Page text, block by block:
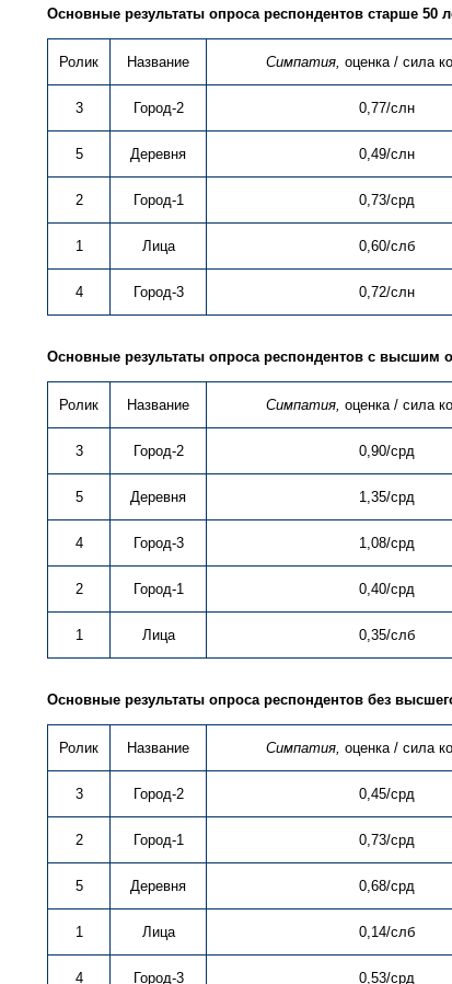
Основные результаты опроса респондентов старше 50
Ролик Название Симпатия, оценка / сила
3 Город-2 0,77/слн
5 Деревня 0,49/слн
2 Город-1 0,73/срд
1 Лица 0,60/слб
4 Город-3 0,72/слн
Основные результаты опроса респондентов с высшим
Ролик Название Симпатия, оценка / сила
3 Город-2 0,90/срд
5 Деревня 1,35/срд
4 Город-3 1,08/срд
2 Город-1 0,40/срд
1 Лица 0,35/слб
Основные результаты опроса респондентов без
Ролик Название Симпатия, оценка / сила
3 Город-2 0,45/срд
2 Город-1 0,73/срд
5 Деревня 0,68/срд
1 Лица 0,14/слб
4 Город-3 0,53/срд